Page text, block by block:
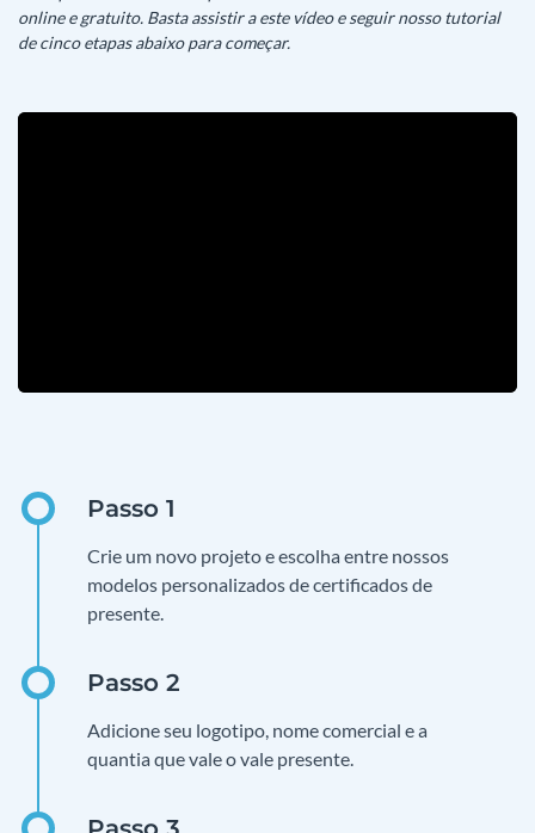
online e gratuito. Basta assistir a este vídeo e seguir nosso tutorial
de cinco etapas abaixo para começar.
Crie um novo projeto e escolha entre nossos
modelos personalizados de certificados de
presente.
Adicione seu logotipo, nome comercial e a
quantia que vale o vale presente.